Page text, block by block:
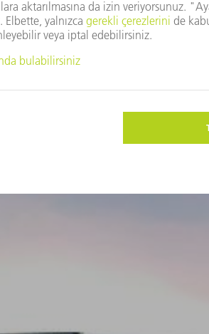
İlginizi çekebilecek diğer konular